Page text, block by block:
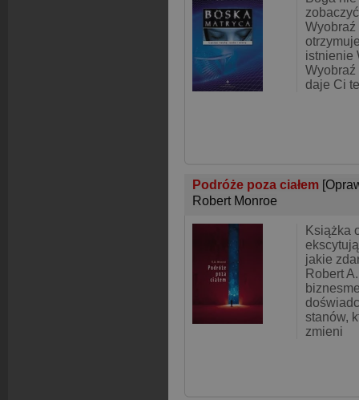
Wyobraź
istnienie
Wyobraź
daje Ci
Podróże poza ciałem
Robert Monroe
Książka
jakie
Robert
stanów,
zmieni